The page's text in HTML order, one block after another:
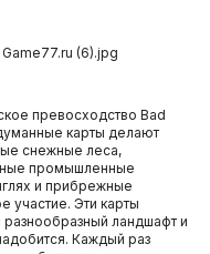
превосходство Bad
карты делают
снежные леса,
промышленные
и прибрежные
участие. Эти карты
ландшафт и
Каждый раз